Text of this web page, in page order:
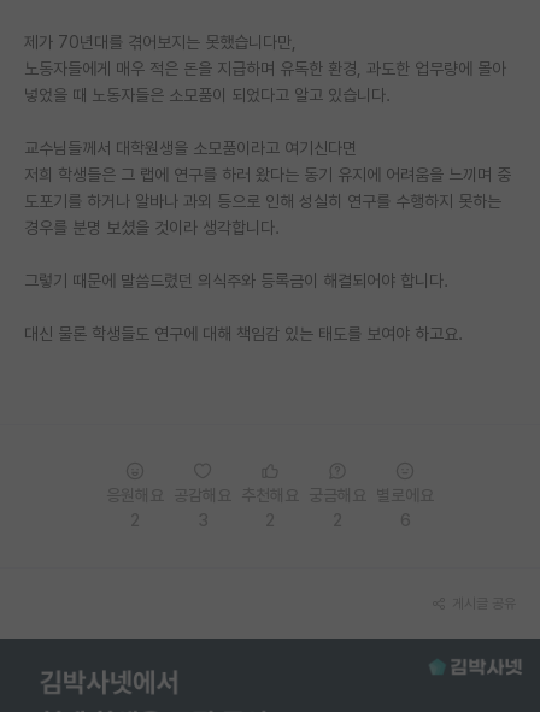
반도체 아카데미
재팬라운지 🌸
제가 70년대를 겪어보지는 못했습니다만,
노동자들에게 매우 적은 돈을 지급하며 유독한 환경, 과도한 업무량에 몰아
넣었을 때 노동자들은 소모품이 되었다고 알고 있습니다.
교수님들께서 대학원생을 소모품이라고 여기신다면
저희 학생들은 그 랩에 연구를 하러 왔다는 동기 유지에 어려움을 느끼며 중
도포기를 하거나 알바나 과외 등으로 인해 성실히 연구를 수행하지 못하는
경우를 분명 보셨을 것이라 생각합니다.
그렇기 때문에 말씀드렸던 의식주와 등록금이 해결되어야 합니다.
대신 물론 학생들도 연구에 대해 책임감 있는 태도를 보여야 하고요.